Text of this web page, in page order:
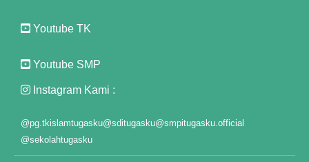
Youtube TK
Youtube SMP
Instagram Kami :
@pg.tkislamtugasku@sditugasku@smpitugasku.official
@sekolahtugasku